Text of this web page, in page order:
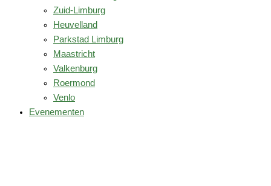
Zuid-Limburg
Heuvelland
Parkstad Limburg
Maastricht
Valkenburg
Roermond
Venlo
Evenementen